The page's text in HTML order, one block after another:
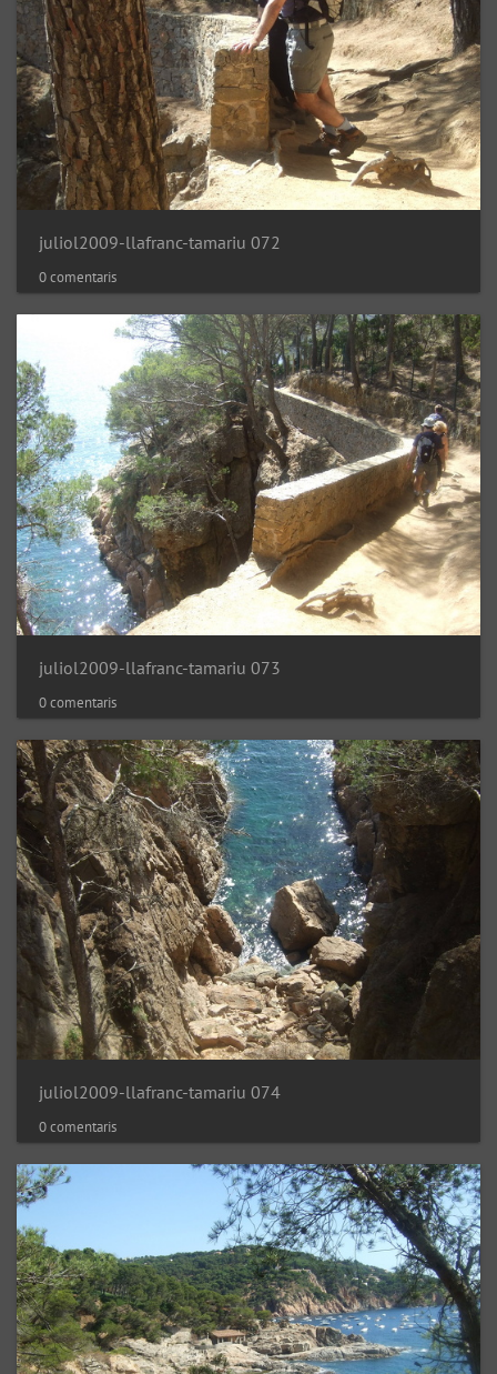
juliol2009-llafranc-tamariu 072
0 comentaris
juliol2009-llafranc-tamariu 073
0 comentaris
juliol2009-llafranc-tamariu 074
0 comentaris